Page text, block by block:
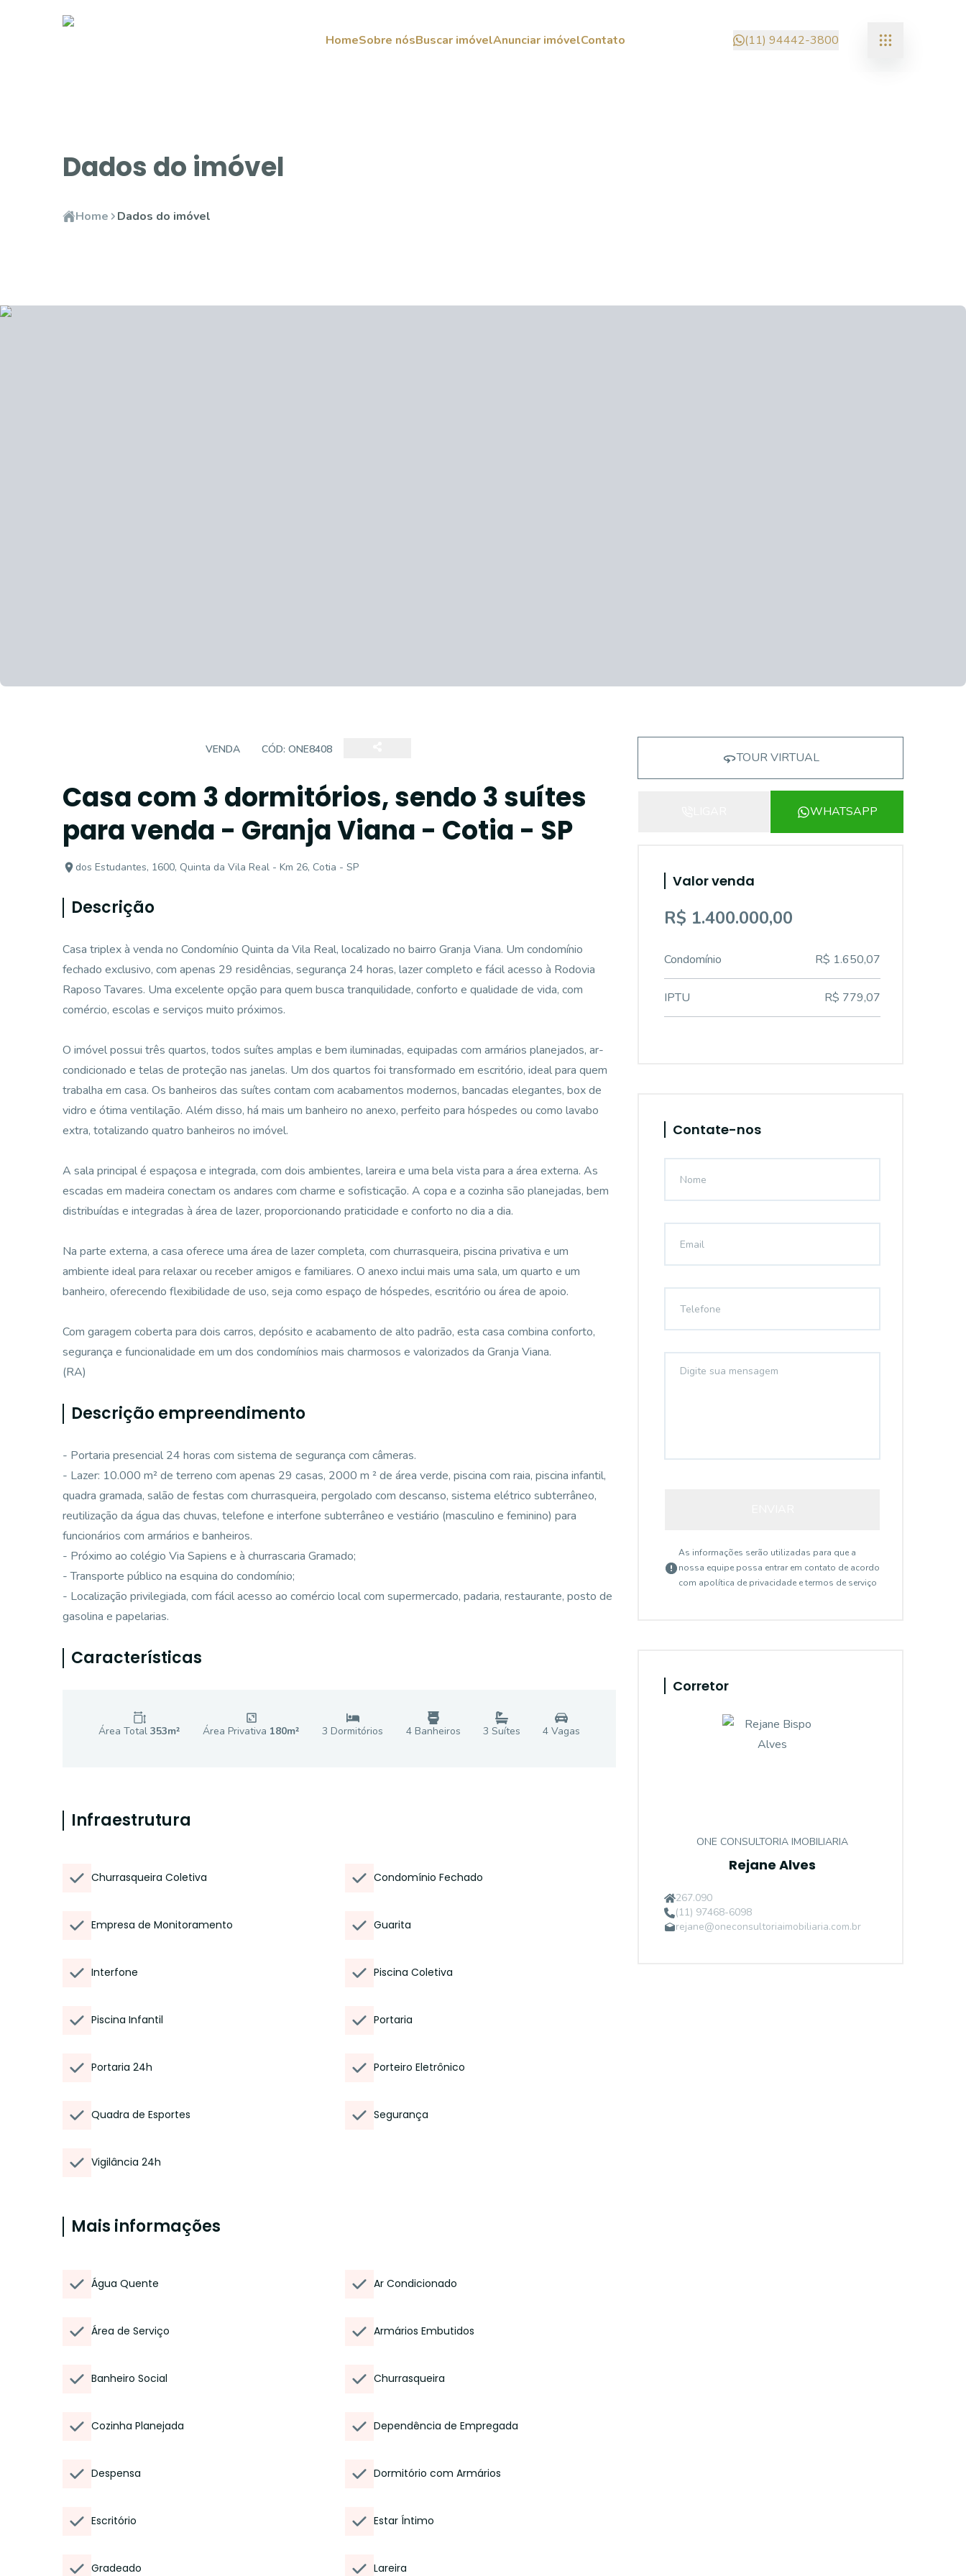
HomeSobre nósBuscar imóvelAnunciar imóvelContato (11) 94442-3800
Dados do imóvel
Home Dados do imóvel
VENDA CÓD: ONE8408
Casa com 3 dormitórios, sendo 3 suítes
para venda - Granja Viana - Cotia - SP
dos Estudantes, 1600, Quinta da Vila Real - Km 26, Cotia - SP
Descrição
Casa triplex à venda no Condomínio Quinta da Vila Real, localizado no bairro Granja Viana. Um condomínio
fechado exclusivo, com apenas 29 residências, segurança 24 horas, lazer completo e fácil acesso à Rodovia
Raposo Tavares. Uma excelente opção para quem busca tranquilidade, conforto e qualidade de vida, com
comércio, escolas e serviços muito próximos.
O imóvel possui três quartos, todos suítes amplas e bem iluminadas, equipadas com armários planejados, ar-
condicionado e telas de proteção nas janelas. Um dos quartos foi transformado em escritório, ideal para quem
trabalha em casa. Os banheiros das suítes contam com acabamentos modernos, bancadas elegantes, box de
vidro e ótima ventilação. Além disso, há mais um banheiro no anexo, perfeito para hóspedes ou como lavabo
extra, totalizando quatro banheiros no imóvel.
A sala principal é espaçosa e integrada, com dois ambientes, lareira e uma bela vista para a área externa. As
escadas em madeira conectam os andares com charme e sofisticação. A copa e a cozinha são planejadas, bem
distribuídas e integradas à área de lazer, proporcionando praticidade e conforto no dia a dia.
Na parte externa, a casa oferece uma área de lazer completa, com churrasqueira, piscina privativa e um
ambiente ideal para relaxar ou receber amigos e familiares. O anexo inclui mais uma sala, um quarto e um
banheiro, oferecendo flexibilidade de uso, seja como espaço de hóspedes, escritório ou área de apoio.
Com garagem coberta para dois carros, depósito e acabamento de alto padrão, esta casa combina conforto,
segurança e funcionalidade em um dos condomínios mais charmosos e valorizados da Granja Viana.
(RA)
Descrição empreendimento
- Portaria presencial 24 horas com sistema de segurança com câmeras.
- Lazer: 10.000 m² de terreno com apenas 29 casas, 2000 m ² de área verde, piscina com raia, piscina infantil,
quadra gramada, salão de festas com churrasqueira, pergolado com descanso, sistema elétrico subterrâneo,
reutilização da água das chuvas, telefone e interfone subterrâneo e vestiário (masculino e feminino) para
funcionários com armários e banheiros.
- Próximo ao colégio Via Sapiens e à churrascaria Gramado;
- Transporte público na esquina do condomínio;
- Localização privilegiada, com fácil acesso ao comércio local com supermercado, padaria, restaurante, posto de
gasolina e papelarias.
Características
Área Total 353m² Área Privativa 180m² 3 Dormitórios 4Banheiros 3 Suítes 4Vagas
Infraestrutura
Churrasqueira Coletiva Condomínio Fechado
Empresa de Monitoramento Guarita
Interfone Piscina Coletiva
Piscina Infantil Portaria
Portaria 24h Porteiro Eletrônico
Quadra de Esportes Segurança
Vigilância 24h
Mais informações
Água Quente Ar Condicionado
Área de Serviço Armários Embutidos
Banheiro Social Churrasqueira
Cozinha Planejada Dependência de Empregada
Despensa Dormitório com Armários
Escritório Estar Íntimo
Gradeado Lareira
TOUR VIRTUAL
WHATSAPP
Valor venda
R$ 1.400.000,00
Condomínio R$ 1.650,07
IPTU R$ 779,07
Contate-nos
As informações serão utilizadas para que a
nossa equipe possa entrar em contato de acordo
com apolítica de privacidade e termos de serviço
Corretor
ONE CONSULTORIA IMOBILIARIA
Rejane Alves
267.090
(11) 97468-6098
rejane@oneconsultoriaimobiliaria.com.br